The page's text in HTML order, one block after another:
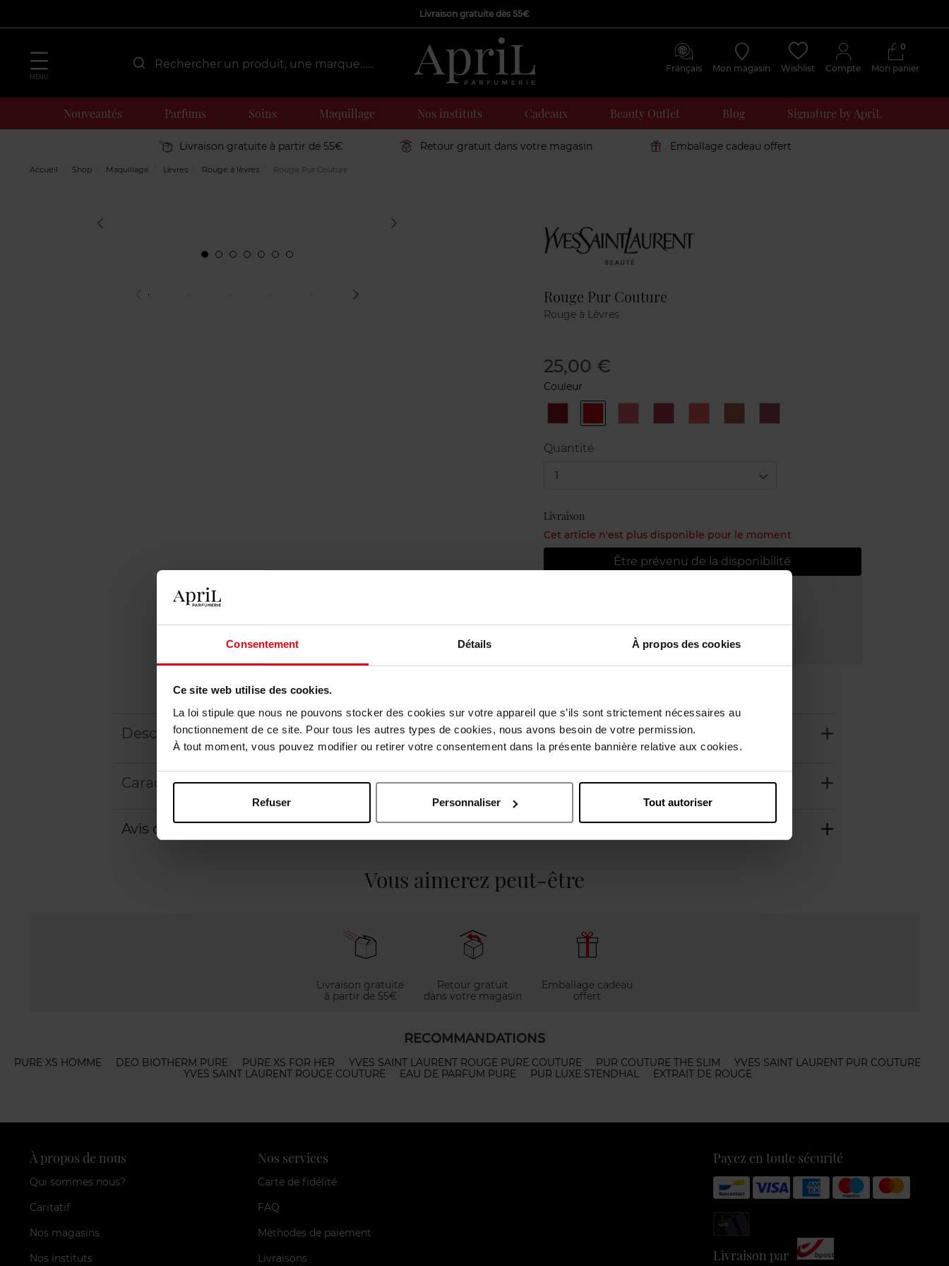
Consentement Détails À propos des cookies
Ce site web utilise des cookies.
La loi stipule que nous ne pouvons stocker des cookies sur votre appareil que s’ils sont strictement nécessaires au
fonctionnement de ce site. Pour tous les autres types de cookies, nous avons besoin de votre permission.
À tout moment, vous pouvez modifier ou retirer votre consentement dans la présente bannière relative aux cookies.
Refuser Personnaliser Tout autoriser
Livraison gratuite dès 55€
MENU
Français Mon magasin Wishlist Compte Mon panier
0
Nouveautés Parfums Soins Maquillage Nos instituts Cadeaux Beauty Outlet Blog Signature by ApriL
Livraison gratuite à partir de 55€ Retour gratuit dans votre magasin Emballage cadeau offert
Accueil Shop Maquillage Lèvres Rouge à lèvres Rouge Pur Couture
Rouge Pur Couture
Rouge à Lèvres
25,00 €
Couleur
Rouge RhythmRose Rouge Rouge Rose
Quantité
1
Livraison
Cet article n'est plus disponible pour le moment
Être prévenu de la disponibilité
Retour gratuit dans votre magasin
Emballage cadeau offert
Description
Caractéristiques
Avis client
Vous aimerez peut-être
Livraison gratuite
à partir de 55€
Retour gratuit
dans votre magasin
Emballage cadeau
offert
RECOMMANDATIONS
PURE XS HOMME DEO BIOTHERM PURE PURE XS FOR HER YVES SAINT LAURENT ROUGE PURE COUTURE PUR COUTURE THE SLIM
YVES SAINT LAURENT PUR COUTURE
YVES SAINT LAURENT ROUGE COUTURE
EAU DE PARFUM PURE PUR LUXE STENDHAL EXTRAIT DE ROUGE
À propos de nous
Qui sommes nous?
Caritatif
Nos magasins
Nos instituts
Nos services
Carte de fidélité
FAQ
Méthodes de paiement
Livraisons
Payez en toute sécurité
Livraison par